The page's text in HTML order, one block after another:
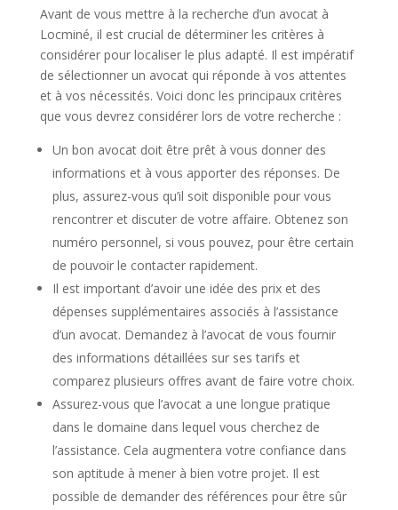
Avant de vous mettre à la recherche d’un avocat à
Locminé, il est crucial de déterminer les critères à
considérer pour localiser le plus adapté. Il est impératif
de sélectionner un avocat qui réponde à vos attentes
et à vos nécessités. Voici donc les principaux critères
que vous devrez considérer lors de votre recherche :
Un bon avocat doit être prêt à vous donner des
informations et à vous apporter des réponses. De
plus, assurez-vous qu’il soit disponible pour vous
rencontrer et discuter de votre affaire. Obtenez son
numéro personnel, si vous pouvez, pour être certain
de pouvoir le contacter rapidement.
Il est important d’avoir une idée des prix et des
dépenses supplémentaires associés à l’assistance
d’un avocat. Demandez à l’avocat de vous fournir
des informations détaillées sur ses tarifs et
comparez plusieurs offres avant de faire votre choix.
Assurez-vous que l’avocat a une longue pratique
dans le domaine dans lequel vous cherchez de
l’assistance. Cela augmentera votre confiance dans
son aptitude à mener à bien votre projet. Il est
possible de demander des références pour être sûr